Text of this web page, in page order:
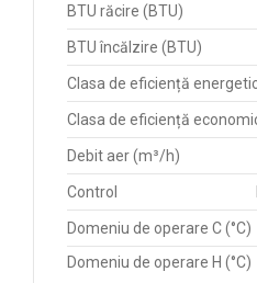
BTU răcire (BTU)
BTU încălzire (BTU)
Clasa de eficiență
Clasa de eficiență
Debit aer (m³/h)
Control
Domeniu de operare C (°C)
Domeniu de operare H (°C)